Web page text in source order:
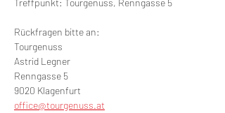
Treffpunkt: Tourgenuss, Renngasse 5
Rückfragen bitte an:
Tourgenuss
Astrid Legner
Renngasse 5
9020 Klagenfurt
office@tourgenuss.at